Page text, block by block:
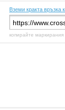
Вземи кракта връзка
копирайте маркирания